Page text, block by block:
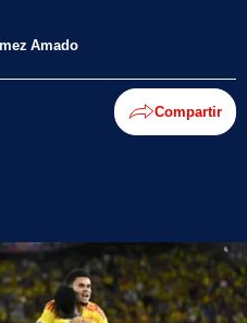
Amado
Compartir